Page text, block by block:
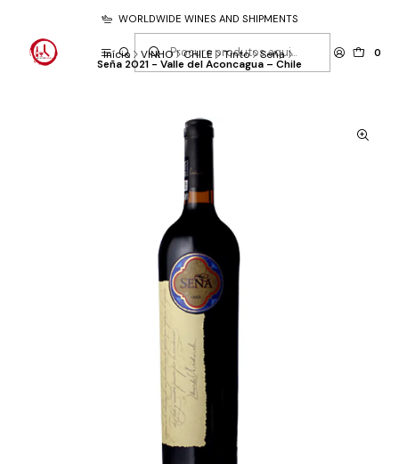
0
WORLDWIDE WINES AND SHIPMENTS
Início VINHO CHILE Tinto Seña
Seña 2021 - Valle del Aconcagua – Chile